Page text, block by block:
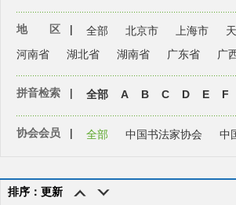
地 区 | 全部 北京市 上海市
河南省
湖北省 湖南省 广东省 广
拼音检索 | 全部 A B C D E F
协会会员 | 全部 中国书法家协会 中
排序：更新